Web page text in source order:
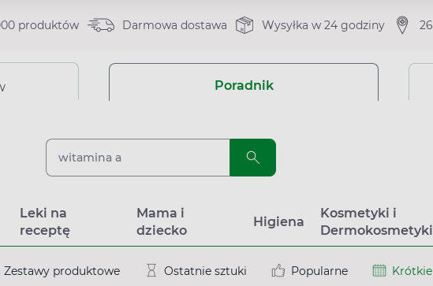
produktów Darmowa dostawa Wysyłka w 24 godziny
Poradnik
Leki na
receptę
Mama i
dziecko
Higiena
Kosmetyki i
Dermokosmetyki
Zestawy produktowe Ostatnie sztuki Popularne